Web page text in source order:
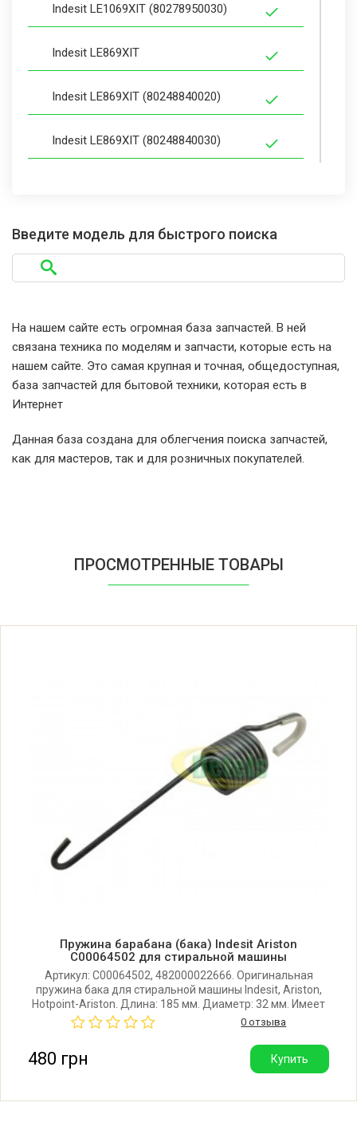
Indesit LE1069XIT (80278950030)
Indesit LE869XIT
Indesit LE869XIT (80248840020)
Indesit LE869XIT (80248840030)
Indesit LES669XIT (80248860001)
Indesit LES669XIT (80248860030)
Indesit LES869XIT (80248870020)
Indesit LES869XIT (80248870030)
Indesit W104TXSBE
Indesit W104TXSTK (80247460001)
Indesit W104TXTK (80234110100)
Indesit W104TXTK (80234110101)
Indesit W104TXTK (80234110130)
Indesit W105XDE
Indesit W105XDE (80248350000)
Indesit W105XDE (80248350001)
Indesit W106X.1DE
Введите модель для быстрого поиска
На нашем сайте есть огромная база запчастей. В ней
связана техника по моделям и запчасти, которые есть на
нашем сайте. Это самая крупная и точная, общедоступная,
база запчастей для бытовой техники, которая есть в
Интернет
Данная база создана для облегчения поиска запчастей,
как для мастеров, так и для розничных покупателей.
ПРОСМОТРЕННЫЕ ТОВАРЫ
Пружина барабана (бака) Indesit Ariston
C00064502 для стиральной машины
Артикул: C00064502, 482000022666. Оригинальная
пружина бака для стиральной машины Indesit, Ariston,
Hotpoint-Ariston. Длина: 185 мм. Диаметр: 32 мм. Имеет
9 витков. Производитель: Италия.
0 отзыва
480 грн Купить